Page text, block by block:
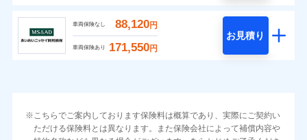
車両保険なし 88,120円
車両保険あり 171,550円
お見積り
こちらでご案内しております保険料は概算であり、実際にご契約い
ただける保険料とは異なります。また保険会社によって補償内容や